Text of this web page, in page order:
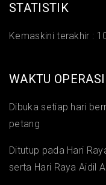
STATISTIK
Kemaskini terakhir :
WAKTU
Dibuka setiap hari
petang
Ditutup pada Hari
serta Hari Raya Aidil